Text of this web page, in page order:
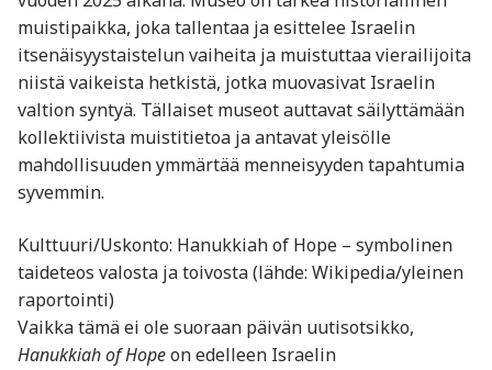
muistipaikka, joka tallentaa ja esittelee Israelin
itsenäisyystaistelun vaiheita ja muistuttaa vierailijoita
niistä vaikeista hetkistä, jotka muovasivat Israelin
valtion syntyä. Tällaiset museot auttavat säilyttämään
kollektiivista muistitietoa ja antavat yleisölle
mahdollisuuden ymmärtää menneisyyden tapahtumia
syvemmin.
Kulttuuri/Uskonto: Hanukkiah of Hope – symbolinen
taideteos valosta ja toivosta (lähde: Wikipedia/yleinen
raportointi)
Vaikka tämä ei ole suoraan päivän uutisotsikko,
Hanukkiah of Hopeon edelleen Israelin